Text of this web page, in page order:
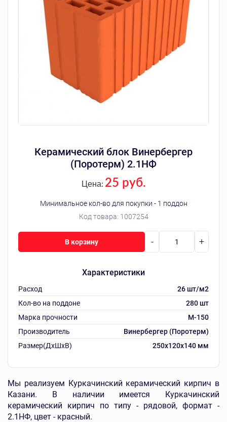
Керамический блок Винербергер
(Поротерм) 2.1НФ
Код товара: 1007254
Цена: 25 руб.
Минимальное кол-во для покупки - 1 поддон
Характеристики
Расход
26 шт/м2
Кол-во на поддоне
280 шт
Марка прочности
M-150
Производитель
Винербергер (Поротерм)
Размер(ДхШхВ)
250х120х140 мм
- +
В корзину
Мы реализуем Куркачинский керамический кирпич в
Казани. В наличии имеется Куркачинский
керамический кирпич по типу - рядовой, формат -
2.1НФ, цвет - красный.